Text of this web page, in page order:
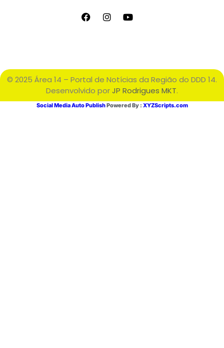
© 2025 Área 14 – Portal de Notícias da Região do DDD 14.
Desenvolvido porJP Rodrigues MKT.
Social Media Auto PublishPowered By : XYZScripts.com